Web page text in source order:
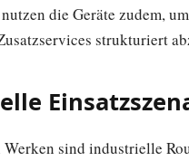
die Geräte zudem,
strukturiert
sind industrielle